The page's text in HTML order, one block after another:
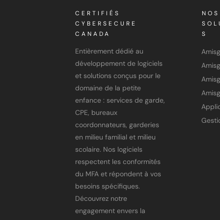
CERTIFIÉS
CYBERSECURE
CANADA
Entièrement dédié au
développement de logiciels
et solutions conçus pour le
domaine de la petite
enfance : services de garde,
CPE, bureaux
coordonnateurs, garderies
en milieu familial et milieu
scolaire. Nos logiciels
respectent les conformités
du MFA et répondent à vos
besoins spécifiques.
Découvrez notre
engagement envers la
NOS
S